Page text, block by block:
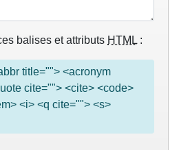
balises et attributs HTML :
title=""> <acronym
cite=""> <cite> <code>
<i> <q cite=""> <s>